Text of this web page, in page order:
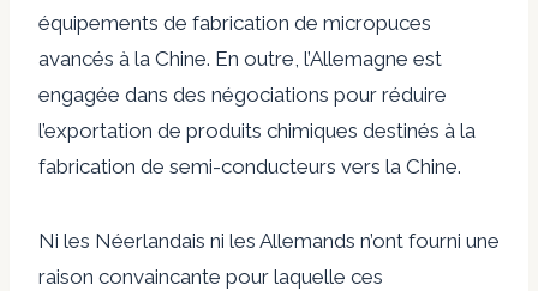
équipements de fabrication de micropuces
avancés à la Chine. En outre, l’Allemagne est
engagée dans des négociations pour réduire
l’exportation de produits chimiques destinés à la
fabrication de semi-conducteurs vers la Chine.
Ni les Néerlandais ni les Allemands n’ont fourni une
raison convaincante pour laquelle ces